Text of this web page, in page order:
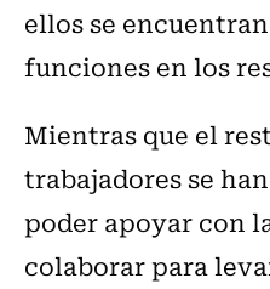
ellos se
funciones en los
Mientras que el
trabajadores se
poder apoyar con
colaborar para